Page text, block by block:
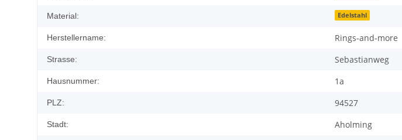
Material: Edelstahl
Herstellername: Rings-and-more
Strasse: Sebastianweg
Hausnummer: 1a
PLZ: 94527
Stadt: Aholming